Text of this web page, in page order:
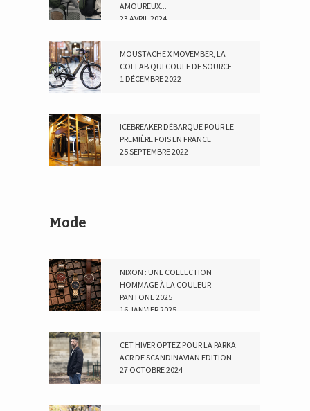
AMOUREUX...
23 AVRIL 2024
MOUSTACHE X MOVEMBER, LA
COLLAB QUI COULE DE SOURCE
1 DÉCEMBRE 2022
ICEBREAKER DÉBARQUE POUR LE
PREMIÈRE FOIS EN FRANCE
25 SEPTEMBRE 2022
Mode
NIXON : UNE COLLECTION
HOMMAGE À LA COULEUR
PANTONE 2025
16 JANVIER 2025
CET HIVER OPTEZ POUR LA PARKA
ACR DE SCANDINAVIAN EDITION
27 OCTOBRE 2024